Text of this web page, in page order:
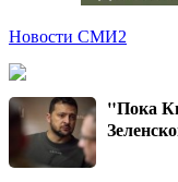
Новости СМИ2
"Пока